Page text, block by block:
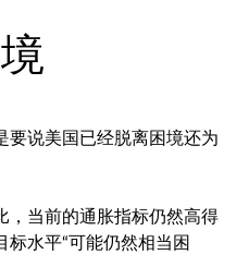
要说美国已经脱离困境还为
，当前的通胀指标仍然高得
水平“可能仍然相当困